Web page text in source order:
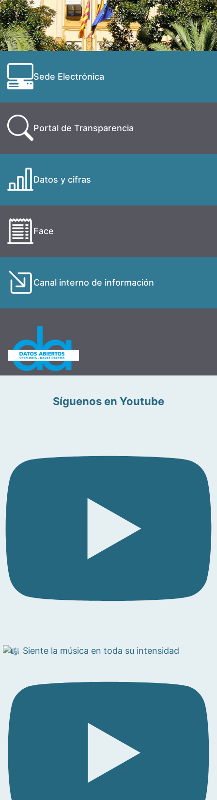
Sede Electrónica
Portal de Transparencia
Datos y cifras
Face
Canal interno de información
Síguenos en Youtube
Siente la música en toda su intensidad